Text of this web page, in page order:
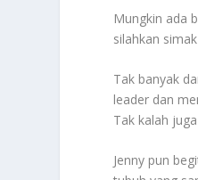
Mungkin ada
silahkan
Tak banyak
leader dan
Tak kalah
Jenny pun